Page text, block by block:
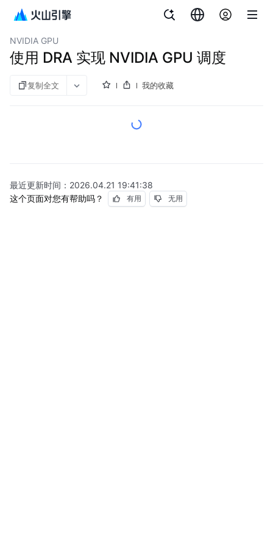
容器服务
NVIDIA GPU
使用 DRA 实现 NVIDIA GPU 调度
复制全文 我的收藏
最近更新时间： 2026.04.21 19:41:38
这个页面对您有帮助吗？
有用 无用